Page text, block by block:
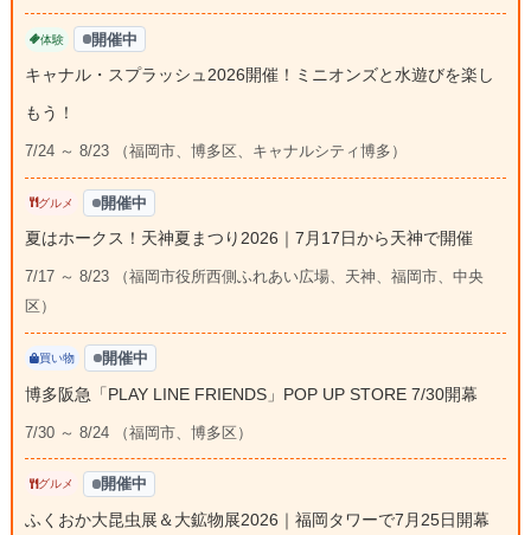
体験 開催中
キャナル・スプラッシュ2026開催！ミニオンズと水遊びを楽し
もう！
7/24 ～ 8/23 （福岡市、博多区、キャナルシティ博多）
グルメ 開催中
夏はホークス！天神夏まつり2026｜7月17日から天神で開催
7/17 ～ 8/23 （福岡市役所西側ふれあい広場、天神、福岡市、中央
区）
買い物 開催中
博多阪急「PLAY LINE FRIENDS」POP UP STORE 7/30開幕
7/30 ～ 8/24 （福岡市、博多区）
グルメ 開催中
ふくおか大昆虫展＆大鉱物展2026｜福岡タワーで7月25日開幕